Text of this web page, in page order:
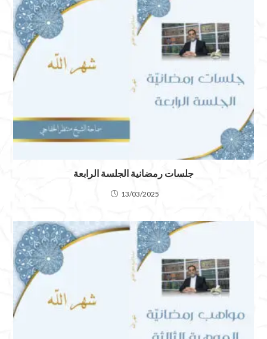
جلسات رمضانية الجلسة الرابعة
13/03/2025